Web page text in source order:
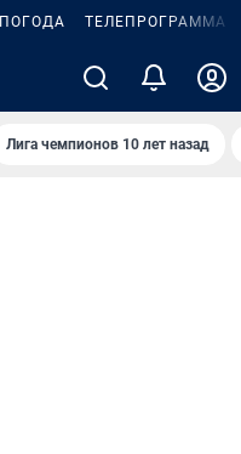
ПОГОДА ТЕЛЕПРОГРАММА
Лига чемпионов 10 лет назад